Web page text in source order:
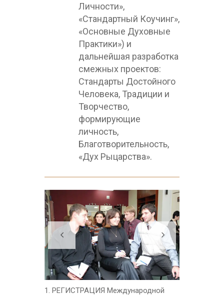
Личности»,
«Стандартный Коучинг»,
«Основные Духовные
Практики») и
дальнейшая разработка
смежных проектов:
Стандарты Достойного
Человека, Традиции и
Творчество,
формирующие
личность,
Благотворительность,
«Дух Рыцарства».
1. РЕГИСТРАЦИЯ Международной